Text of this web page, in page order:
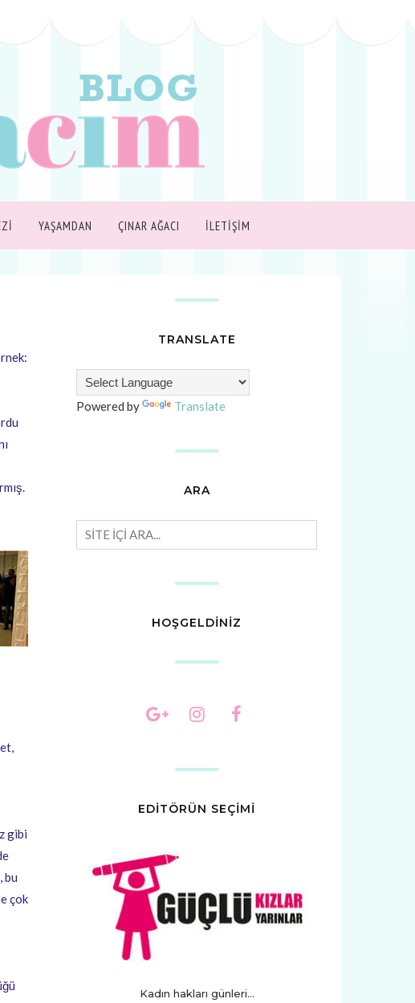
YAŞAMDAN ÇINAR AĞACI İLETİŞİM
gibi
bu
çok
TRANSLATE
Powered by Translate
ARA
HOŞGELDİNİZ
EDİTÖRÜN SEÇİMİ
Kadın hakları günleri...